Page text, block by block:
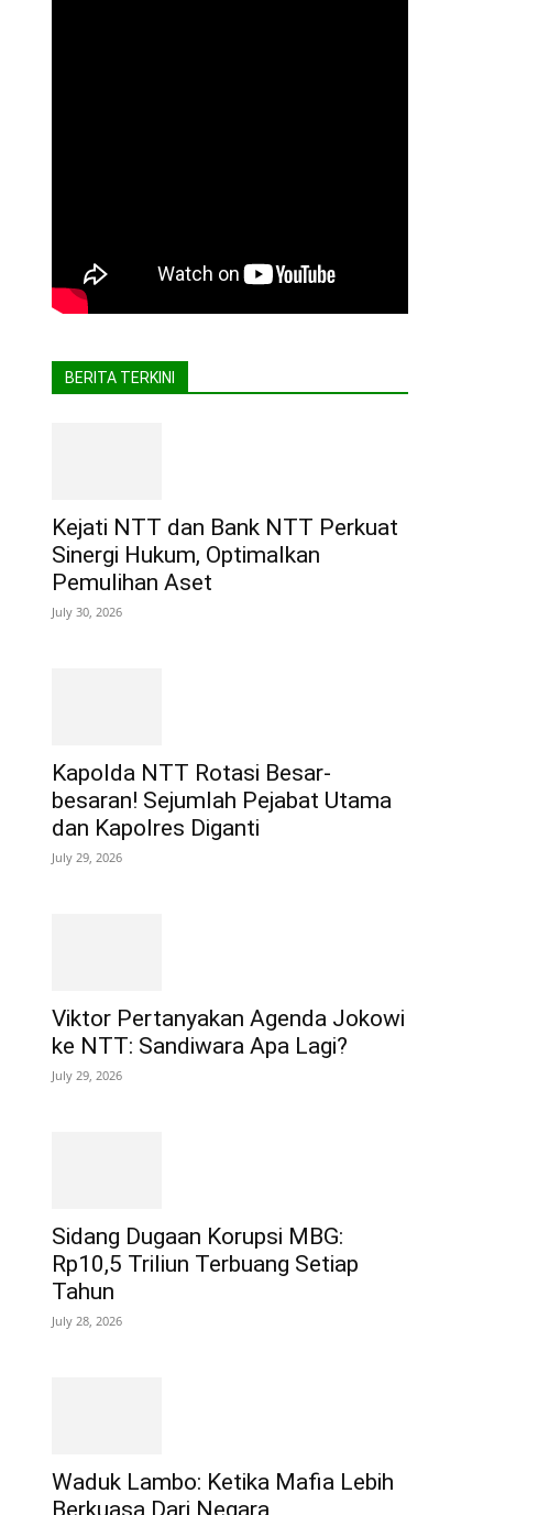
BERITA TERKINI
Kejati NTT dan Bank NTT Perkuat
Sinergi Hukum, Optimalkan
Pemulihan Aset
July 30, 2026
Kapolda NTT Rotasi Besar-
besaran! Sejumlah Pejabat Utama
dan Kapolres Diganti
July 29, 2026
Viktor Pertanyakan Agenda Jokowi
ke NTT: Sandiwara Apa Lagi?
July 29, 2026
Sidang Dugaan Korupsi MBG:
Rp10,5 Triliun Terbuang Setiap
Tahun
July 28, 2026
Waduk Lambo: Ketika Mafia Lebih